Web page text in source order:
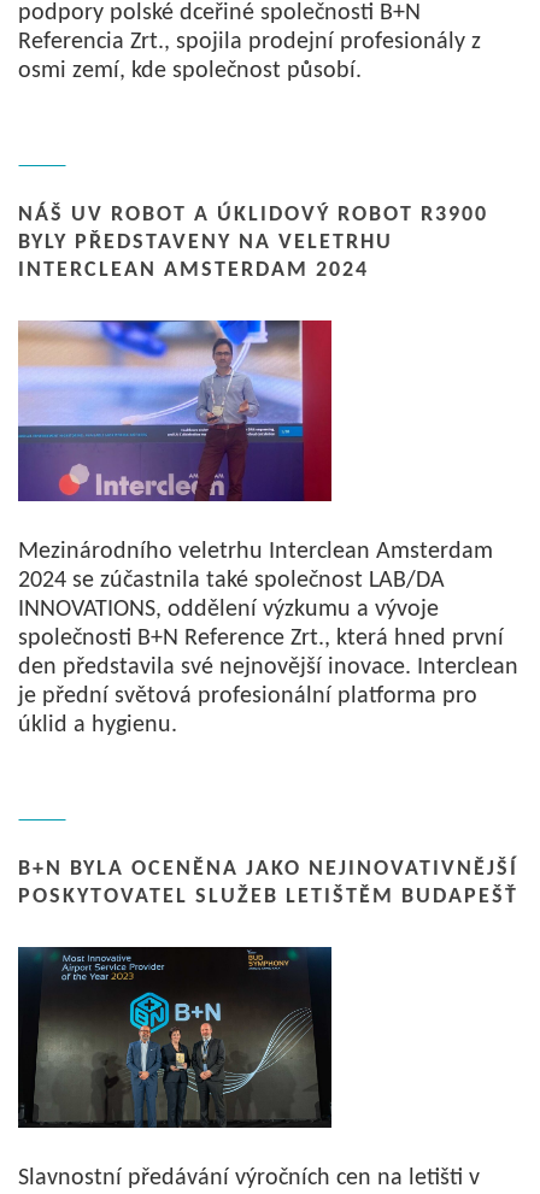
podpory polské dceřiné společnosti B+N
Referencia Zrt., spojila prodejní profesionály z
osmi zemí, kde společnost působí.
NÁŠ UV ROBOT A ÚKLIDOVÝ ROBOT R3900
BYLY PŘEDSTAVENY NA VELETRHU
INTERCLEAN AMSTERDAM 2024
Mezinárodního veletrhu Interclean Amsterdam
2024 se zúčastnila také společnost LAB/DA
INNOVATIONS, oddělení výzkumu a vývoje
společnosti B+N Reference Zrt., která hned první
den představila své nejnovější inovace. Interclean
je přední světová profesionální platforma pro
úklid a hygienu.
B+N BYLA OCENĚNA JAKO NEJINOVATIVNĚJŠÍ
POSKYTOVATEL SLUŽEB LETIŠTĚM BUDAPEŠŤ
Slavnostní předávání výročních cen na letišti v